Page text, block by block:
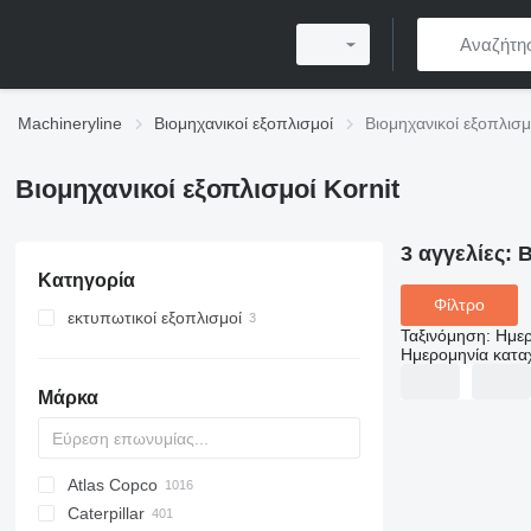
Machineryline Βιομηχανικοί εξοπλισμοί Βιομηχανικοί
Βιομηχανικοί εξοπλισμοί Kornit
Κατηγορία
εκτυπωτικοί εξοπλισμοί
Μάρκα
PDS
APD
AB
Ensis
Pega
VZ
AG3
Atlas Copco
DrillAir
QAS
PDP
E-series
B-series
BM
GFS
VT
Rover
PA
Airpure
BySprint Fiber
CK
SR
Caterpillar
3 αγγελίες:
Φίλτρο
Ταξινόμηση:
Ημερομηνία